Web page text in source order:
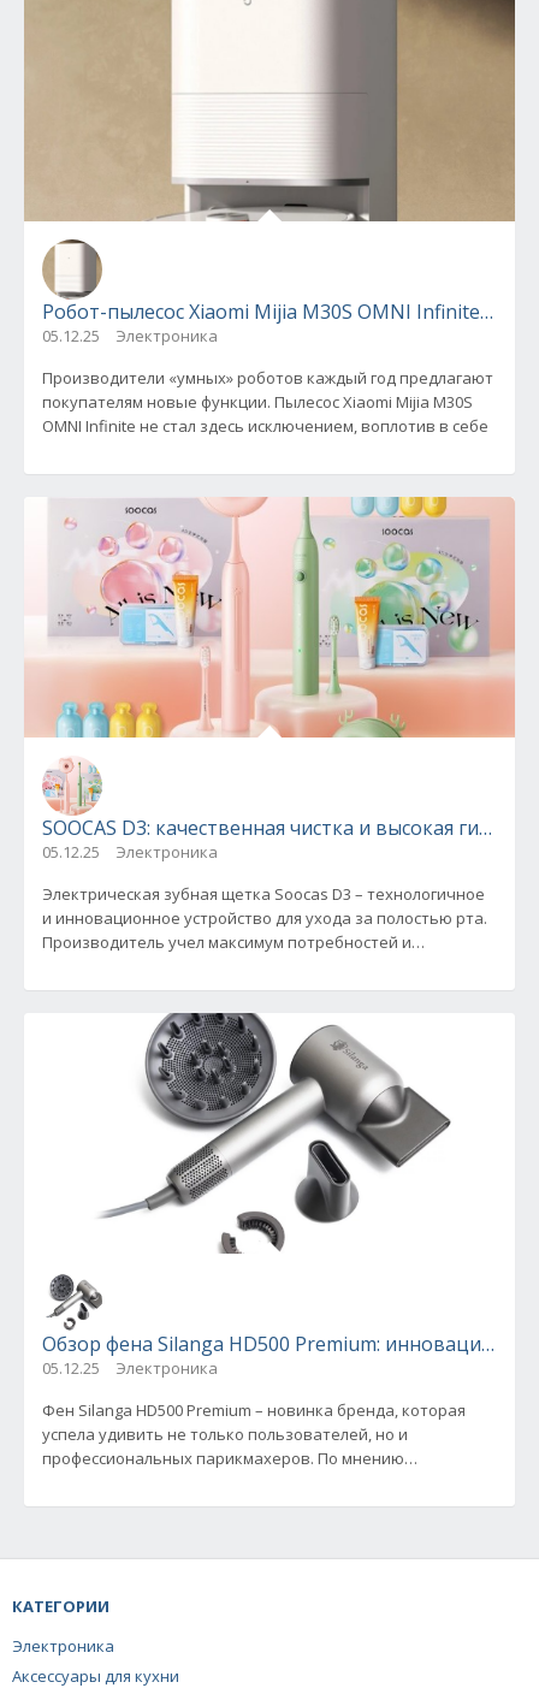
Робот-пылесос Xiaomi Mijia M30S OMNI Infinite –
05.12.25
Электроника
Производители «умных» роботов каждый год предлагают
покупателям новые функции. Пылесос Xiaomi Mijia M30S
OMNI Infinite не стал здесь исключением, воплотив в себе
SOOCAS D3: качественная чистка и высокая
05.12.25
Электроника
Электрическая зубная щетка Soocas D3 – технологичное
и инновационное устройство для ухода за полостью рта.
Производитель учел максимум потребностей и
Обзор фена Silanga HD500 Premium: инновации,
05.12.25
Электроника
Фен Silanga HD500 Premium – новинка бренда, которая
успела удивить не только пользователей, но и
профессиональных парикмахеров. По мнению
КАТЕГОРИИ
Электроника
Аксессуары для кухни